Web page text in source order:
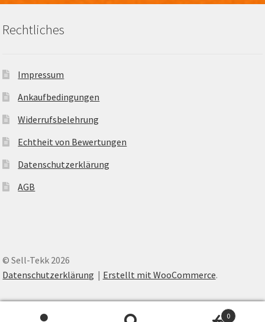
Rechtliches
Impressum
Ankaufbedingungen
Widerrufsbelehrung
Echtheit von Bewertungen
Datenschutzerklärung
AGB
© Sell-Tekk 2026
Datenschutzerklärung
Erstellt mit WooCommerce.
0